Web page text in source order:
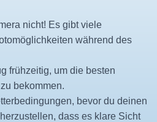
nicht! Es gibt viele
während des
frühzeitig, um die besten
bekommen.
bevor du deinen
dass es klare Sicht